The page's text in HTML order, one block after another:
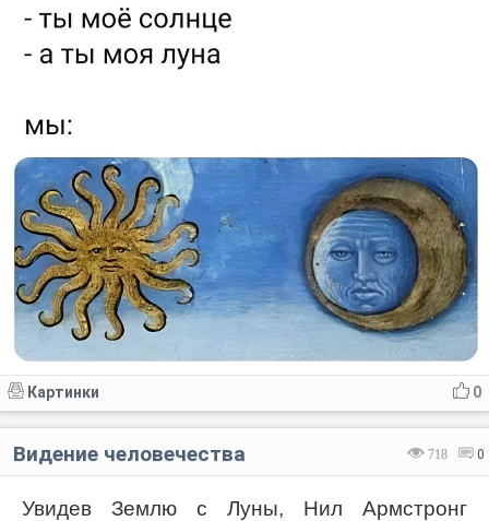
0
Картинки
718 0
Видение человечества
Увидев Землю с Луны, Нил Армстронг